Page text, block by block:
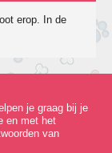
erop. In de
je graag bij je
en met het
van